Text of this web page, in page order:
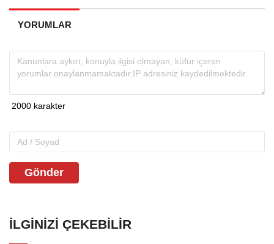
YORUMLAR
Gönder
İLGINIZI ÇEKEBILIR